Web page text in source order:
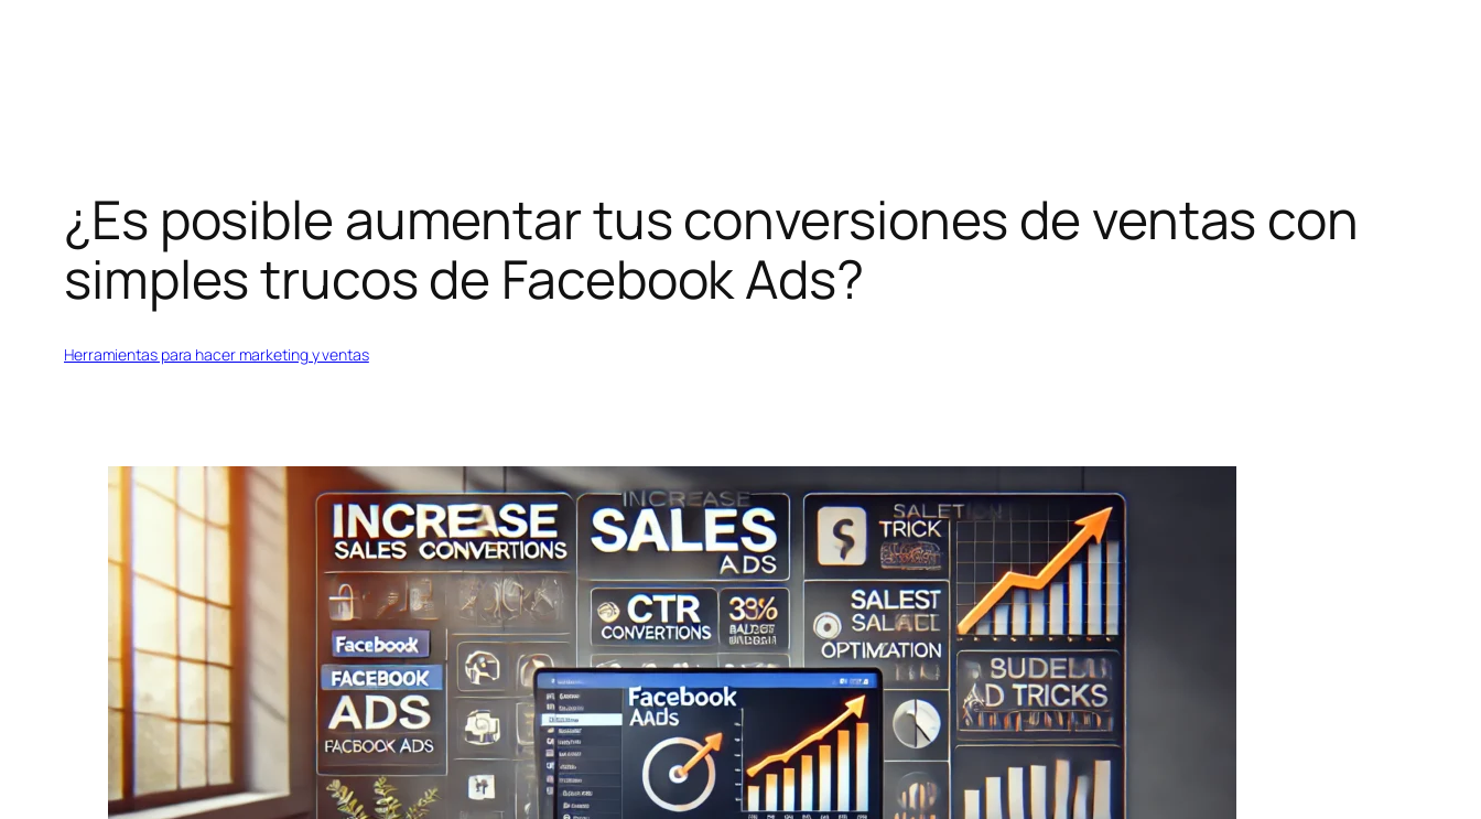
¿Es posible aumentar tus conversiones de ventas con
simples trucos de Facebook Ads?
Herramientas para hacer marketing y ventas